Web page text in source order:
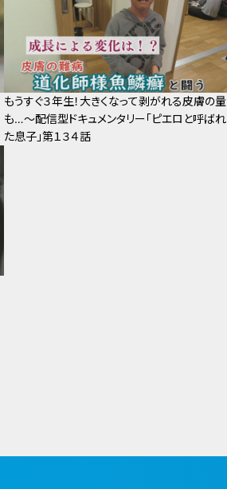
もうすぐ３年生！大きくなって剥がれる皮膚の量
も…～配信型ドキュメンタリー「ピエロと呼ばれ
た息子」第１３４話